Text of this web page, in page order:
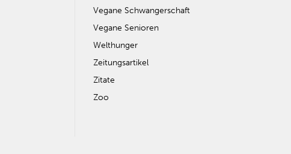
Vegane Schwangerschaft
Vegane Senioren
Welthunger
Zeitungsartikel
Zitate
Zoo